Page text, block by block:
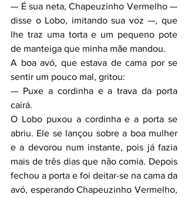
— É sua neta, Chapeuzinho Vermelho —
disse o Lobo, imitando sua voz —, que
lhe traz uma torta e um pequeno pote
de manteiga que minha mãe mandou.
A boa avó, que estava de cama por se
sentir um pouco mal, gritou:
— Puxe a cordinha e a trava da porta
cairá.
O Lobo puxou a cordinha e a porta se
abriu. Ele se lançou sobre a boa mulher
e a devorou num instante, pois já fazia
mais de três dias que não comia. Depois
fechou a porta e foi deitar-se na cama da
avó, esperando Chapeuzinho Vermelho,